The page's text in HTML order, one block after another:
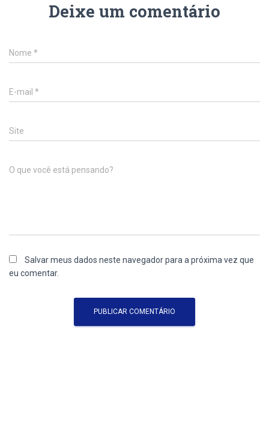
Deixe um comentário
Nome *
E-mail *
Site
O que você está pensando?
Salvar meus dados neste navegador para a próxima vez que
eu comentar.